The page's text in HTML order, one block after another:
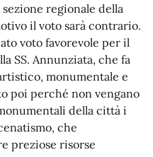
regionale della
il voto sarà contrario.
voto favorevole per il
SS. Annunziata, che fa
monumentale e
poi perché non vengano
della città i
che
preziose risorse